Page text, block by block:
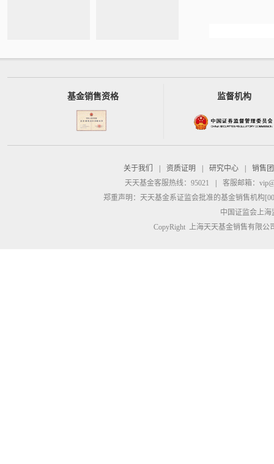
基金销售资格 监督机构
关于我们 资质证明 研究中心
销售
天天基金客服热线：95021
客服邮箱：
郑重声明： 天天基金系证监会批准的基金销售机构
中国证监会上
CopyRight 上海天天基金销售有限